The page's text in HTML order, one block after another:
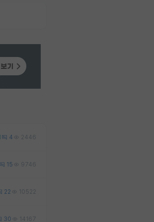
4 2446
15 9746
22 10522
30 14167